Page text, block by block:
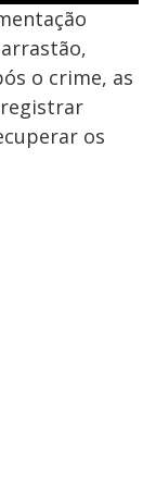
o crime, as
os